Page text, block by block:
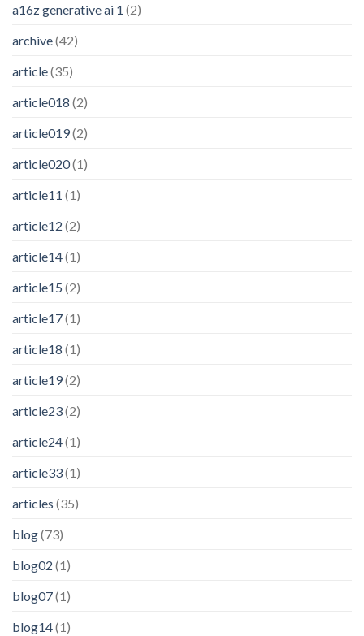
a16z generative ai 1 (2)
archive(42)
article(35)
article018 (2)
article019(2)
article020(1)
article11 (1)
article12 (2)
article14(1)
article15 (2)
article17(1)
article18 (1)
article19(2)
article23(2)
article24(1)
article33(1)
articles (35)
blog(73)
blog02 (1)
blog07(1)
blog14(1)